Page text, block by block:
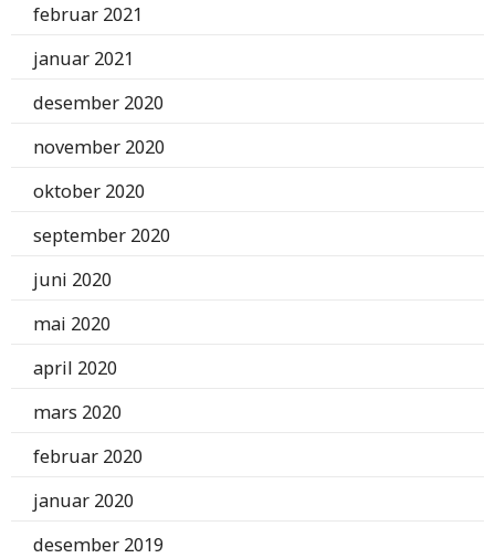
februar 2021
januar 2021
desember 2020
november 2020
oktober 2020
september 2020
juni 2020
mai 2020
april 2020
mars 2020
februar 2020
januar 2020
desember 2019